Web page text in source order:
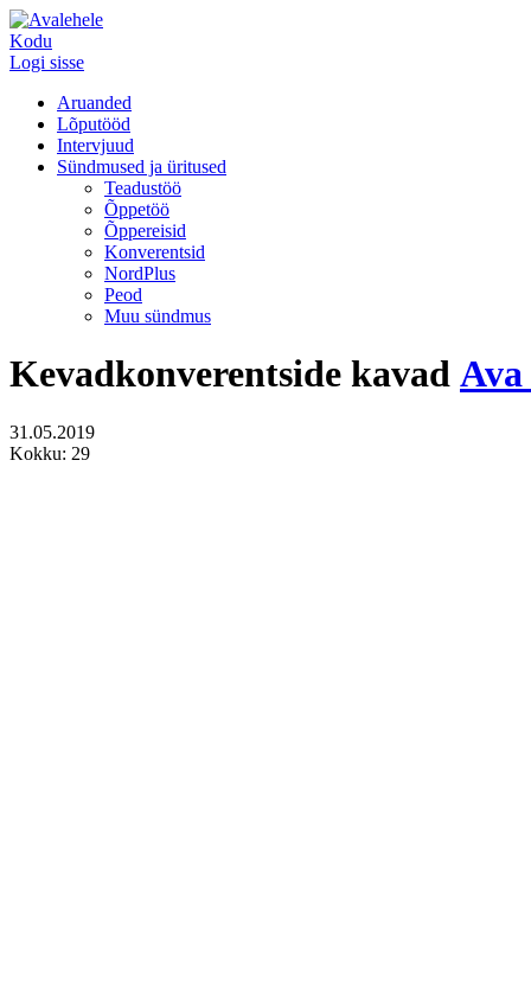
Kodu
Logi sisse
Aruanded
Lõputööd
Intervjuud
Sündmused ja üritused
Teadustöö
Õppetöö
Õppereisid
Konverentsid
NordPlus
Peod
Muu sündmus
Kevadkonverentside kavad
31.05.2019
Kokku: 29